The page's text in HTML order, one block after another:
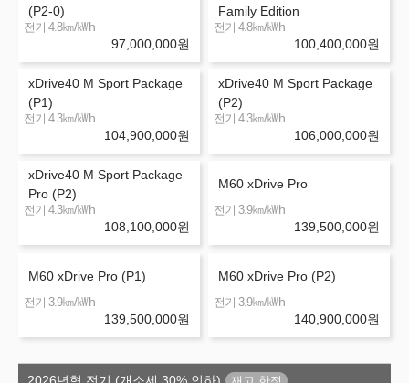
(P2-0)
전기 4.8㎞/㎾h
97,000,000원
Family Edition
전기 4.8㎞/㎾h
100,400,000원
xDrive40 M Sport Package
(P1)
전기 4.3㎞/㎾h
104,900,000원
xDrive40 M Sport Package
(P2)
전기 4.3㎞/㎾h
106,000,000원
xDrive40 M Sport Package
Pro (P2)
전기 4.3㎞/㎾h
108,100,000원
M60 xDrive Pro
전기 3.9㎞/㎾h
139,500,000원
M60 xDrive Pro (P1)
전기 3.9㎞/㎾h
139,500,000원
M60 xDrive Pro (P2)
전기 3.9㎞/㎾h
140,900,000원